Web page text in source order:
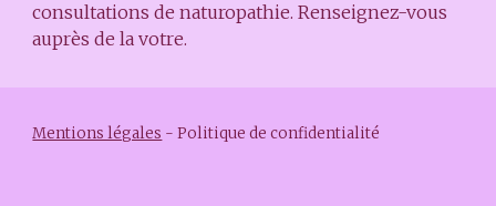
consultations de naturopathie. Renseignez-vous
auprès de la votre.
Mentions légales - Politique de confidentialité